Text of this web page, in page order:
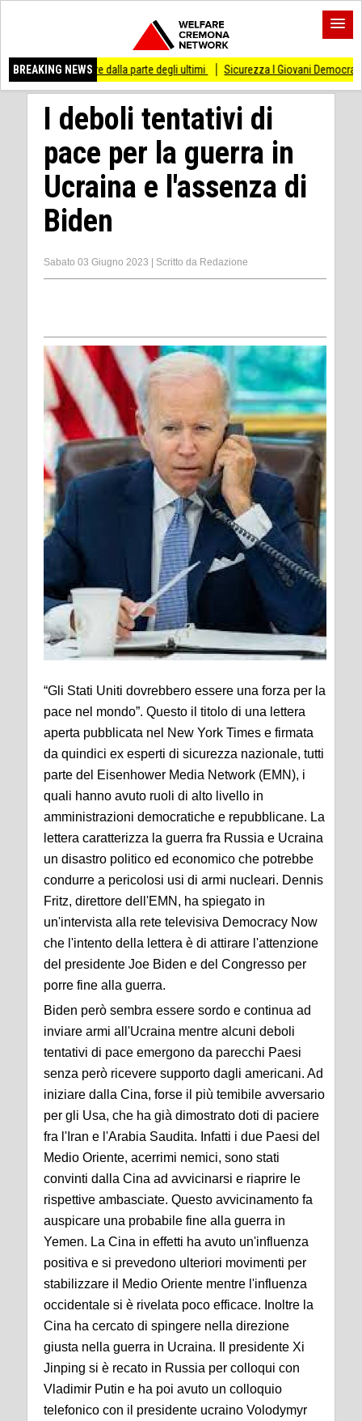
BREAKING NEWS
dalla parte degli ultimi Sicurezza I Giovani Democratici ribattono ai
I deboli tentativi di
pace per la guerra in
Ucraina e l'assenza di
Biden
Sabato 03 Giugno 2023 Scritto da Redazione
“Gli Stati Uniti dovrebbero essere una forza per la
pace nel mondo”. Questo il titolo di una lettera
aperta pubblicata nel New York Times e firmata
da quindici ex esperti di sicurezza nazionale, tutti
parte del Eisenhower Media Network (EMN), i
quali hanno avuto ruoli di alto livello in
amministrazioni democratiche e repubblicane. La
lettera caratterizza la guerra fra Russia e Ucraina
un disastro politico ed economico che potrebbe
condurre a pericolosi usi di armi nucleari. Dennis
Fritz, direttore dell'EMN, ha spiegato in
un'intervista alla rete televisiva Democracy Now
che l'intento della lettera è di attirare l'attenzione
del presidente Joe Biden e del Congresso per
porre fine alla guerra.
Biden però sembra essere sordo e continua ad
inviare armi all'Ucraina mentre alcuni deboli
tentativi di pace emergono da parecchi Paesi
senza però ricevere supporto dagli americani. Ad
iniziare dalla Cina, forse il più temibile avversario
per gli Usa, che ha già dimostrato doti di paciere
fra l'Iran e l'Arabia Saudita. Infatti i due Paesi del
Medio Oriente, acerrimi nemici, sono stati
convinti dalla Cina ad avvicinarsi e riaprire le
rispettive ambasciate. Questo avvicinamento fa
auspicare una probabile fine alla guerra in
Yemen. La Cina in effetti ha avuto un'influenza
positiva e si prevedono ulteriori movimenti per
stabilizzare il Medio Oriente mentre l'influenza
occidentale si è rivelata poco efficace. Inoltre la
Cina ha cercato di spingere nella direzione
giusta nella guerra in Ucraina. Il presidente Xi
Jinping si è recato in Russia per colloqui con
Vladimir Putin e ha poi avuto un colloquio
telefonico con il presidente ucraino Volodymyr